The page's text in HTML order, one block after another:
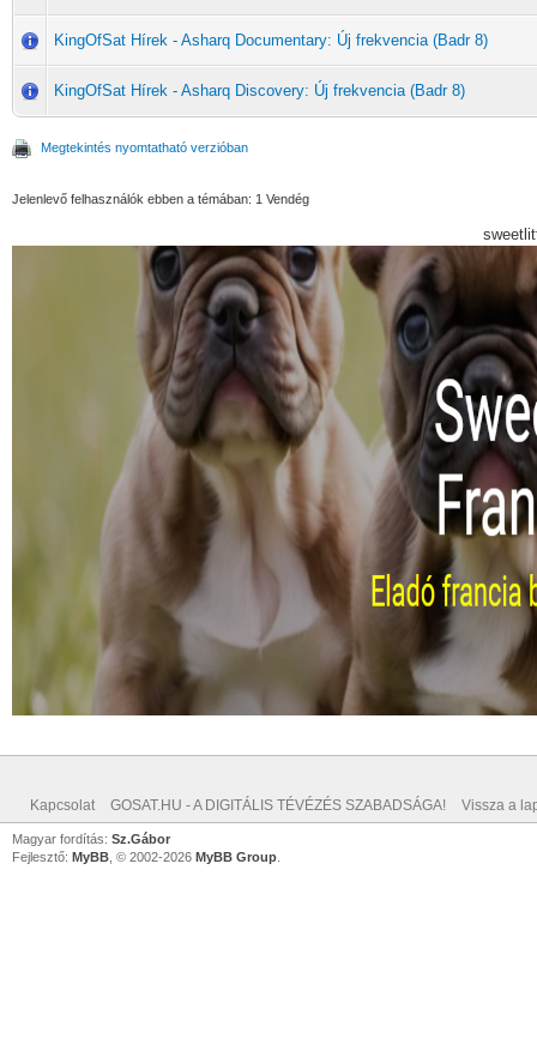
KingOfSat Hírek - Asharq Documentary: Új frekvencia (Badr 8)
KingOfSat Hírek - Asharq Discovery: Új frekvencia (Badr 8)
Megtekintés nyomtatható verzióban
Jelenlevő felhasználók ebben a témában: 1 Vendég
Kapcsolat GOSAT.HU - A DIGITÁLIS TÉVÉZÉS SZABADSÁGA! Vissza a
Magyar fordítás: Sz.Gábor
Fejlesztő: MyBB , © 2002-2026 MyBB Group